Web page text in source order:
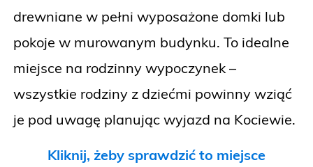
drewniane w pełni wyposażone domki lub
pokoje w murowanym budynku. To idealne
miejsce na rodzinny wypoczynek –
wszystkie rodziny z dziećmi powinny wziąć
je pod uwagę planując wyjazd na Kociewie.
Kliknij, żeby sprawdzić to miejsce